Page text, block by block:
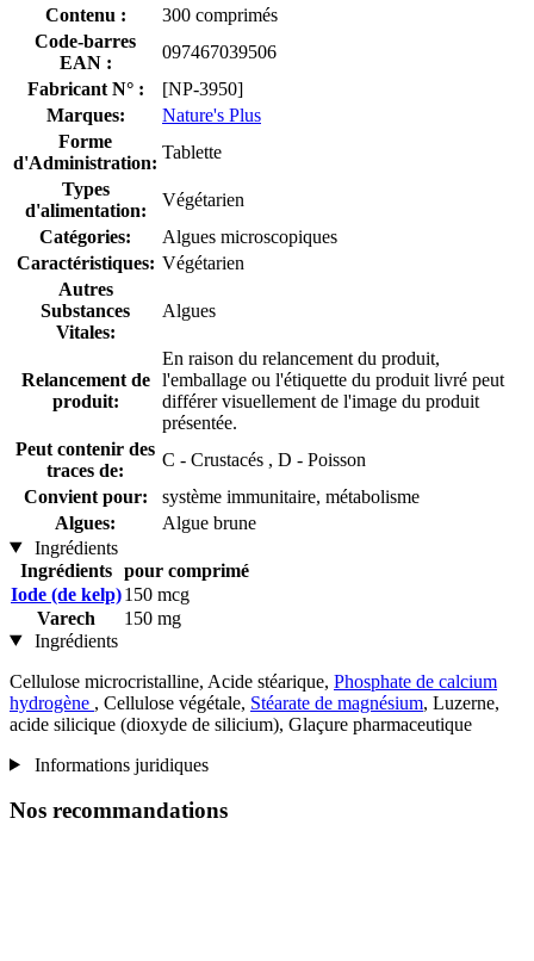
Contenu :
300 comprimés
Code-barres
EAN :
097467039506
Fabricant N° :
[NP-3950]
Marques:
Nature's Plus
Forme
d'Administration:
Tablette
Types
d'alimentation:
Végétarien
Catégories:
Algues microscopiques
Caractéristiques: Végétarien
Autres
Substances
Vitales:
Algues
Relancement de
produit:
En raison du relancement du produit,
l'emballage ou l'étiquette du produit livré peut
différer visuellement de l'image du produit
présentée.
Peut contenir des
traces de:
C - Crustacés , D - Poisson
Convient pour:
système immunitaire, métabolisme
Algues:
Algue brune
Ingrédients
Ingrédients pour comprimé
Iode (de kelp)150 mcg
Varech
150 mg
Ingrédients
Cellulose microcristalline, Acide stéarique, Phosphate de calcium
hydrogène , Cellulose végétale, Stéarate de magnésium, Luzerne,
acide silicique (dioxyde de silicium), Glaçure pharmaceutique
Informations juridiques
Nos recommandations